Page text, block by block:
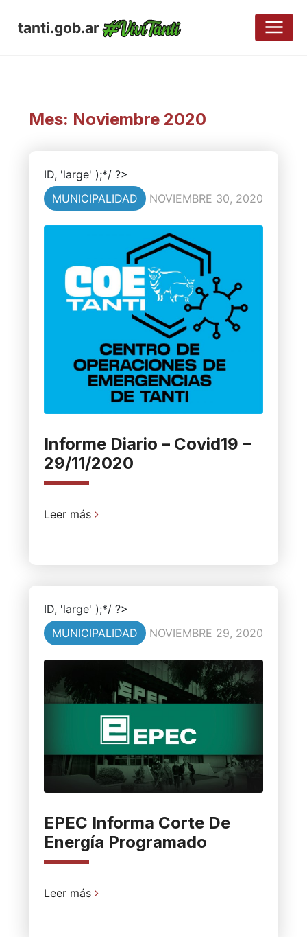
tanti.gob.ar
Mes: Noviembre 2020
ID, 'large' );*/ ?>
MUNICIPALIDAD
NOVIEMBRE 30, 2020
Informe Diario – Covid19 –
29/11/2020
Leer más
ID, 'large' );*/ ?>
MUNICIPALIDAD
NOVIEMBRE 29, 2020
EPEC Informa Corte De
Energía Programado
Leer más